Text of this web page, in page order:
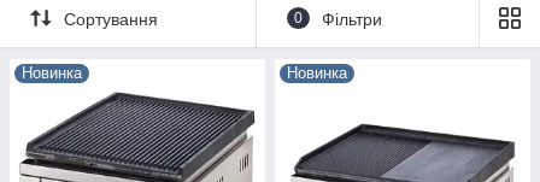
овочевих та інших страв за короткий проміжок часу з
мінімальними трудовитратами.
Сортування 0 Фільтри
Новинка Новинка